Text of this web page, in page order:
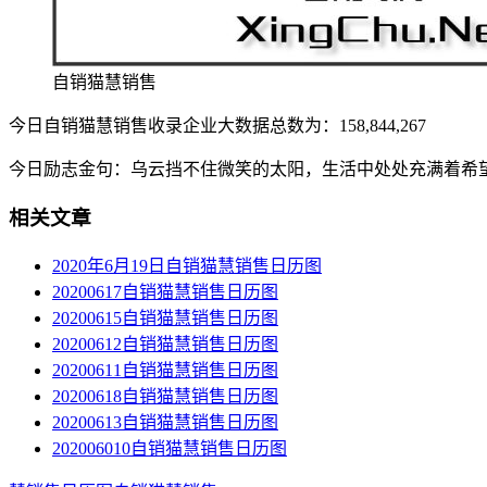
自销猫慧销售
今日自销猫慧销售收录企业大数据总数为：158,844,267
今日励志金句：乌云挡不住微笑的太阳，生活中处处充满着希
相关文章
2020年6月19日自销猫慧销售日历图
20200617自销猫慧销售日历图
20200615自销猫慧销售日历图
20200612自销猫慧销售日历图
20200611自销猫慧销售日历图
20200618自销猫慧销售日历图
20200613自销猫慧销售日历图
202006010自销猫慧销售日历图